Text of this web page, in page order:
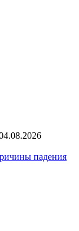
падения